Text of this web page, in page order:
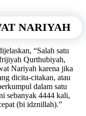
NARIYAH
“Salah satu
Qurthubiyah,
Nariyah karena jika
dicita-citakan, atau
dalam satu
sebanyak 4444 kali,
(bi idznillah).”